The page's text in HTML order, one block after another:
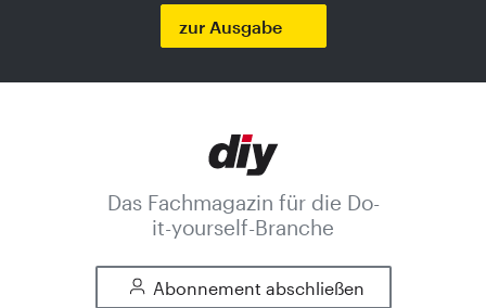
zur Ausgabe
Das Fachmagazin für die Do-
it-yourself-Branche
Abonnement abschließen